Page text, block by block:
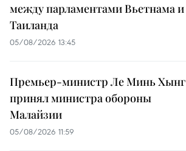
между парламентами Вьетнама и
Таиланда
05/08/2026 13:45
Премьер-министр Ле Минь Хынг
принял министра обороны
Малайзии
05/08/2026 11:59